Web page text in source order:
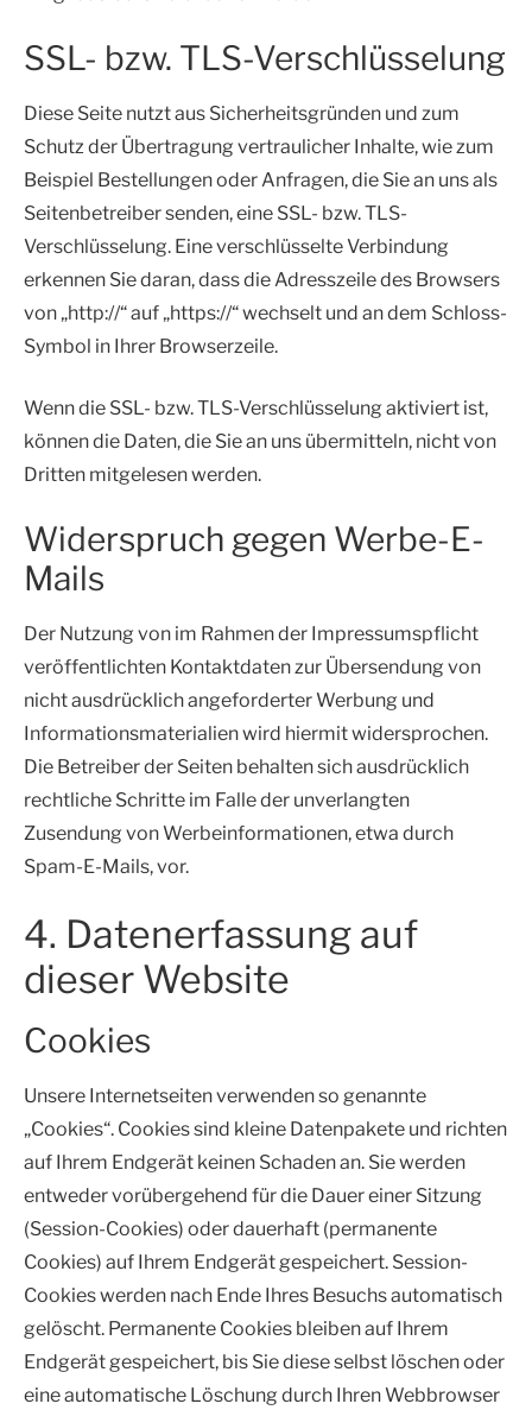
SSL- bzw. TLS-Verschlüsselung
Diese Seite nutzt aus Sicherheitsgründen und zum
Schutz der Übertragung vertraulicher Inhalte, wie zum
Beispiel Bestellungen oder Anfragen, die Sie an uns als
Seitenbetreiber senden, eine SSL- bzw. TLS-
Verschlüsselung. Eine verschlüsselte Verbindung
erkennen Sie daran, dass die Adresszeile des Browsers
von „http://“ auf „https://“ wechselt und an dem Schloss-
Symbol in Ihrer Browserzeile.
Wenn die SSL- bzw. TLS-Verschlüsselung aktiviert ist,
können die Daten, die Sie an uns übermitteln, nicht von
Dritten mitgelesen werden.
Widerspruch gegen Werbe-E-
Mails
Der Nutzung von im Rahmen der Impressumspflicht
veröffentlichten Kontaktdaten zur Übersendung von
nicht ausdrücklich angeforderter Werbung und
Informationsmaterialien wird hiermit widersprochen.
Die Betreiber der Seiten behalten sich ausdrücklich
rechtliche Schritte im Falle der unverlangten
Zusendung von Werbeinformationen, etwa durch
Spam-E-Mails, vor.
4. Datenerfassung auf
dieser Website
Cookies
Unsere Internetseiten verwenden so genannte
„Cookies“. Cookies sind kleine Datenpakete und richten
auf Ihrem Endgerät keinen Schaden an. Sie werden
entweder vorübergehend für die Dauer einer Sitzung
(Session-Cookies) oder dauerhaft (permanente
Cookies) auf Ihrem Endgerät gespeichert. Session-
Cookies werden nach Ende Ihres Besuchs automatisch
gelöscht. Permanente Cookies bleiben auf Ihrem
Endgerät gespeichert, bis Sie diese selbst löschen oder
eine automatische Löschung durch Ihren Webbrowser